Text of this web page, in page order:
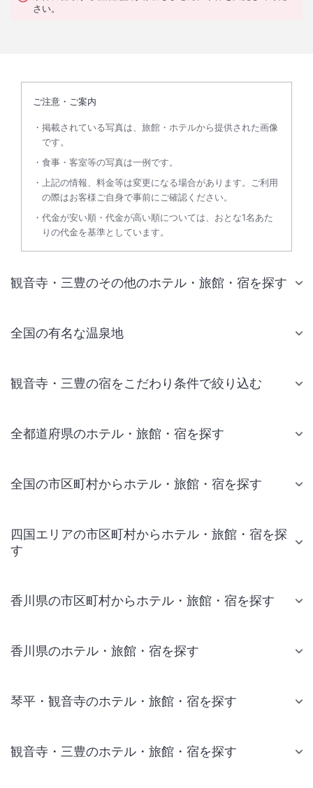
さい。
ご注意・ご案内
掲載されている写真は、旅館・ホテルから提供された画像
です。
食事・客室等の写真は一例です。
上記の情報、料金等は変更になる場合があります。ご利用
の際はお客様ご自身で事前にご確認ください。
代金が安い順・代金が高い順については、おとな1名あた
りの代金を基準としています。
観音寺・三豊のその他のホテル・旅館・宿を探す
全国の有名な温泉地
観音寺・三豊の宿をこだわり条件で絞り込む
全都道府県のホテル・旅館・宿を探す
全国の市区町村からホテル・旅館・宿を探す
四国エリアの市区町村からホテル・旅館・宿を探
す
香川県の市区町村からホテル・旅館・宿を探す
香川県のホテル・旅館・宿を探す
琴平・観音寺のホテル・旅館・宿を探す
観音寺・三豊のホテル・旅館・宿を探す